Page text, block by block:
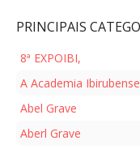
PRINCIPAIS
8ª EXPOIBI,
A Academia
Abel Grave
Aberl Grave